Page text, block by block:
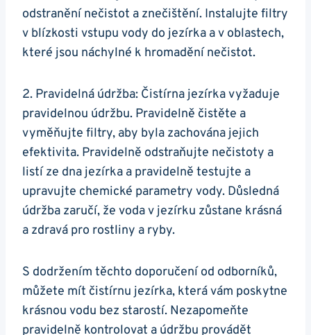
odstranění nečistot a znečištění. Instalujte filtry
v blízkosti vstupu vody do jezírka a v oblastech,
které jsou náchylné k hromadění nečistot.
2. Pravidelná údržba: Čistírna jezírka vyžaduje
pravidelnou údržbu. Pravidelně čistěte a
vyměňujte filtry, aby byla zachována jejich
efektivita. Pravidelně odstraňujte nečistoty a
listí ze dna jezírka a pravidelně testujte a
upravujte chemické parametry vody. Důsledná
údržba zaručí, že voda v jezírku zůstane krásná
a zdravá pro rostliny a ryby.
S dodržením těchto doporučení od odborníků,
můžete mít čistírnu jezírka, která vám poskytne
krásnou vodu bez starostí. Nezapomeňte
pravidelně kontrolovat a údržbu provádět